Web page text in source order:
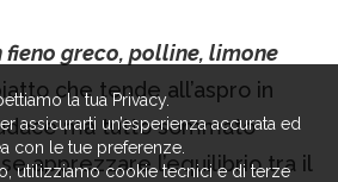
greco, polline, limone
che tende all’aspro in
ma tutto sommato
apprezzare l’equilibrio tra il
la tua Privacy.
assicurarti un’esperienza accurata ed
con le tue preferenze.
utilizziamo cookie tecnici e di terze